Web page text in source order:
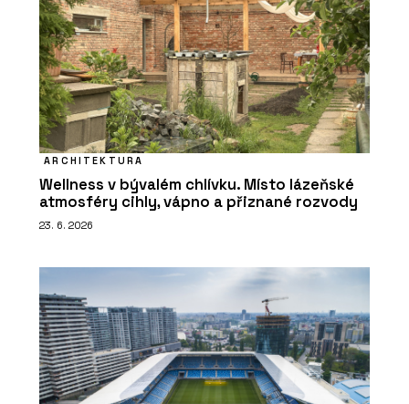
ARCHITEKTURA
Wellness v bývalém chlívku. Místo lázeňské
atmosféry cihly, vápno a přiznané rozvody
23. 6. 2026